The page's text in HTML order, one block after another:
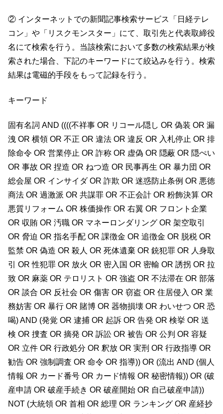
② インターネットでの新聞記事検索サービス「日経テレ
コン」や「リスクモンスター」にて、取引先と代表取締役
名にて検索を行う。当該検索において多数の検索結果が検
索された場合、下記のキーワードにて絞込みを行う。検索
結果は電磁的手段をもって記録を行う。
キーワード
固有名詞 AND ((((不祥事 OR リコール隠し OR 偽装 OR 漏
洩 OR 横領 OR 不正 OR 違法 OR 違反 OR 入札停止 OR 排
除命令 OR 営業停止 OR 詐称 OR 虚偽 OR 隠蔽 OR 隠ぺい
OR 事故 OR 捏造 OR ねつ造 OR 民事再生 OR 暴力団 OR
総会屋 OR インサイダ OR 詐欺 OR 迷惑防止条例 OR 悪徳
商法 OR 過激派 OR 共謀罪 OR 不正会計 OR 粉飾決算 OR
悪質リフォーム OR 株価操作 OR 右翼 OR フロント企業
OR 収賄 OR 汚職 OR マネーロンダリング OR 架空取引
OR 脅迫 OR 指名手配 OR 課徴金 OR 追徴金 OR 脱税 OR
監禁 OR 偽造 OR 殺人 OR 死体遺棄 OR 銃犯罪 OR 人身取
引 OR 性犯罪 OR 放火 OR 密入国 OR 密輸 OR 誘拐 OR 拉
致 OR 麻薬 OR テロリスト OR 強盗 OR 不法滞在 OR 部落
OR 談合 OR 反社会 OR 傷害 OR 窃盗 OR 住居侵入 OR 業
務妨害 OR 暴行 OR 賭博 OR 器物損壊 OR わいせつ OR 恐
喝) AND (発覚 OR 逮捕 OR 起訴 OR 告発 OR 検挙 OR 送
検 OR 捜査 OR 摘発 OR 訴訟 OR 被告 OR 公判 OR 容疑
OR 立件 OR 行政処分 OR 釈放 OR 実刑 OR 行政指導 OR
勧告 OR 強制調査 OR 命令 OR 指導)) OR (流出 AND (個人
情報 OR カード番号 OR カード情報 OR 秘密情報)) OR (破
産申請 OR 破産手続き OR 破産開始 OR 自己破産申請))
NOT (大統領 OR 首相 OR 総理 OR ランキング OR 産経抄